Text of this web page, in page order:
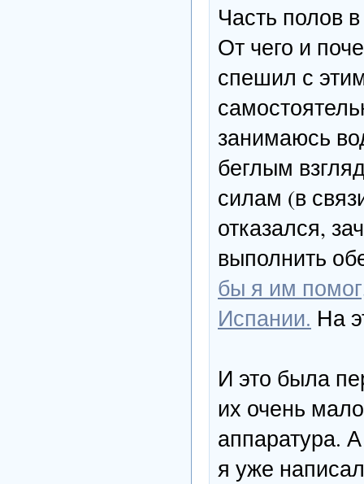
Часть полов
От чего и
спешил с
занимаюсь
беглым
силам (в
отказался,
выполнить
бы я им
Испании. На
И это была
их очень
аппаратура.
я уже